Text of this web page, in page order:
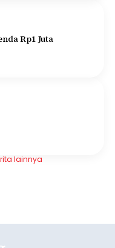
Rp1 Juta
lainnya